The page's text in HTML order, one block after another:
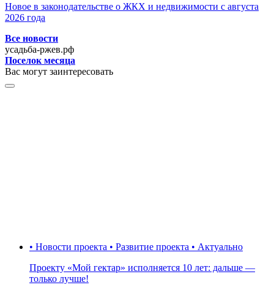
Новое в законодательстве о ЖКХ и недвижимости с августа
2026 года
Все новости
усадьба-ржев.рф
Поселок месяца
Вас могут заинтересовать
• Новости проекта • Развитие проекта • Актуально
Проекту «Мой гектар» исполняется 10 лет: дальше —
только лучше!